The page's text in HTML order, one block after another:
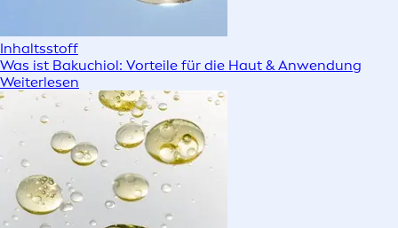
Inhaltsstoff
Was ist Bakuchiol: Vorteile für die Haut & Anwendung
Weiterlesen